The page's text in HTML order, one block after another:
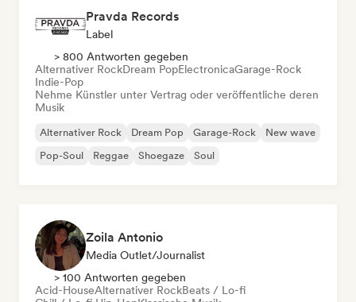
Pravda Records
Label
> 800 Antworten gegeben
Alternativer RockDream PopElectronicaGarage-Rock
Indie-Pop
Nehme Künstler unter Vertrag oder veröffentliche deren
Musik
Alternativer Rock Dream Pop Garage-Rock
New wave
Pop-Soul
Reggae Shoegaze Soul
Zoila Antonio
Media Outlet/Journalist
> 100 Antworten gegeben
Acid-HouseAlternativer RockBeats / Lo-fi